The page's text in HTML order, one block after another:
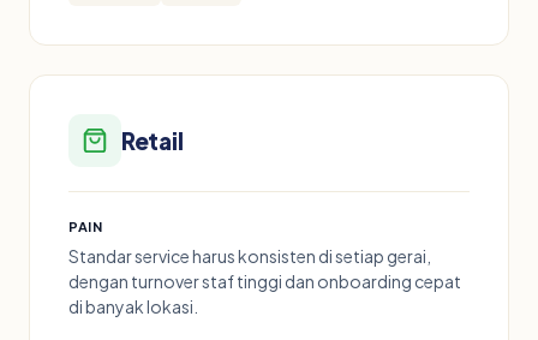
Retail
PAIN
Standar service harus konsisten di setiap gerai,
dengan turnover staf tinggi dan onboarding cepat
di banyak lokasi.